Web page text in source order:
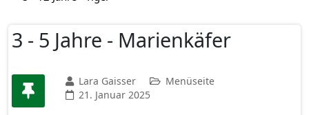
3 - 5 Jahre - Marienkäfer
Lara Gaisser
Menüseite
21. Januar 2025